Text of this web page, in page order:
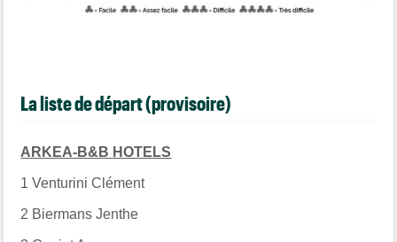
La liste de départ (provisoire)
ARKEA-B&B HOTELS
1 Venturini Clément
2 Biermans Jenthe